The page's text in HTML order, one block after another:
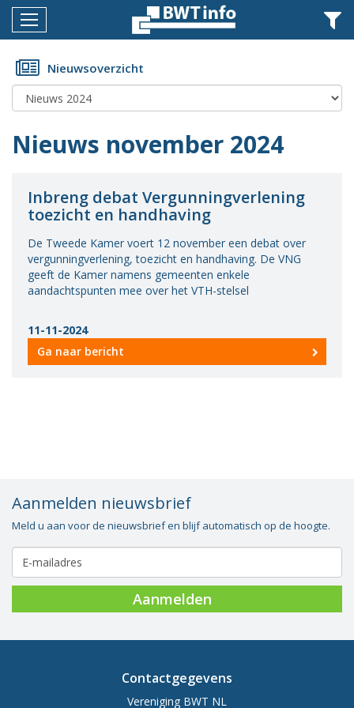
Menu
Home
Nieuws
Documenten
Dossiers
Fotoalbums
Opleidingen
Over
BMK
Vacatures
Nieuwsoverzicht
Nieuws november 2024
Inbreng debat Vergunningverlening
toezicht en handhaving
De Tweede Kamer voert 12 november een debat over
vergunningverlening, toezicht en handhaving. De VNG
geeft de Kamer namens gemeenten enkele
aandachtspunten mee over het VTH-stelsel
11-11-2024
Ga naar bericht
Aanmelden nieuwsbrief
Meld u aan voor de nieuwsbrief en blijf automatisch op de hoogte.
Aanmelden
Contactgegevens
Vereniging BWT NL